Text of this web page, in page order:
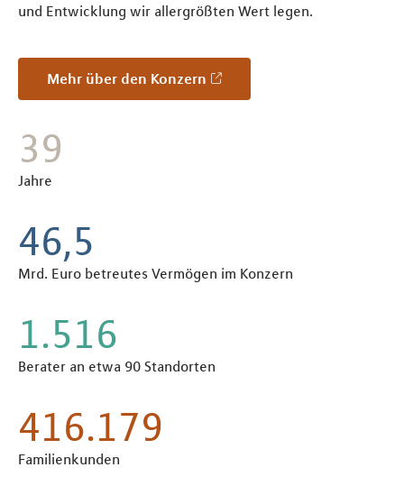
51
Jahre
59,2
Mrd. Euro betreutes Vermögen im Konzern
1.929
Berater an etwa 90 Standorten
530.225
Familienkunden
und Entwicklung wir allergrößten Wert legen.
Mehr über den Konzern